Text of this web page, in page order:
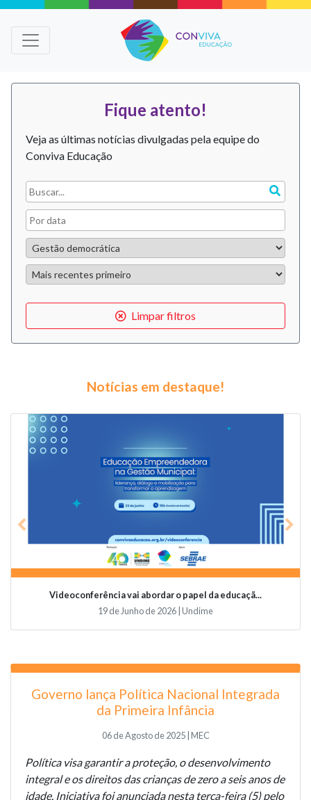
Fique atento!
Veja as últimas notícias divulgadas pela equipe do
Conviva Educação
Limpar filtros
Notícias em destaque!
Videoconferência vai abordar o papel da educaçã...
19 de Junho de 2026 | Undime
Previous
Governo lança Política Nacional Integrada
da Primeira Infância
06 de Agosto de 2025 | MEC
Política visa garantir a proteção, o desenvolvimento
integral e os direitos das crianças de zero a seis anos de
idade. Iniciativa foi anunciada nesta terça-feira (5) pelo